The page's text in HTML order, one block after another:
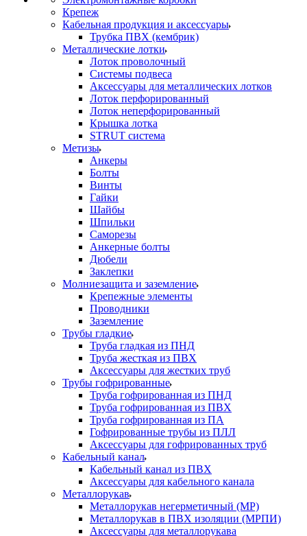
Крепеж
Кабельная продукция и аксессуары
Трубка ПВХ (кембрик)
Металлические лотки
Лоток проволочный
Системы подвеса
Аксессуары для металлических лотков
Лоток перфорированный
Лоток неперфорированный
Крышка лотка
STRUT система
Метизы
Анкеры
Болты
Винты
Гайки
Шайбы
Шпильки
Саморезы
Анкерные болты
Дюбели
Заклепки
Молниезащита и заземление
Крепежные элементы
Проводники
Заземление
Трубы гладкие
Труба гладкая из ПНД
Труба жесткая из ПВХ
Аксессуары для жестких труб
Трубы гофрированные
Труба гофрированная из ПНД
Труба гофрированная из ПВХ
Труба гофрированная из ПА
Гофрированные трубы из ПЛЛ
Аксессуары для гофрированных труб
Кабельный канал
Кабельный канал из ПВХ
Аксессуары для кабельного канала
Металлорукав
Металлорукав негерметичный (МР)
Металлорукав в ПВХ изоляции (МРПИ)
Аксессуары для металлорукава